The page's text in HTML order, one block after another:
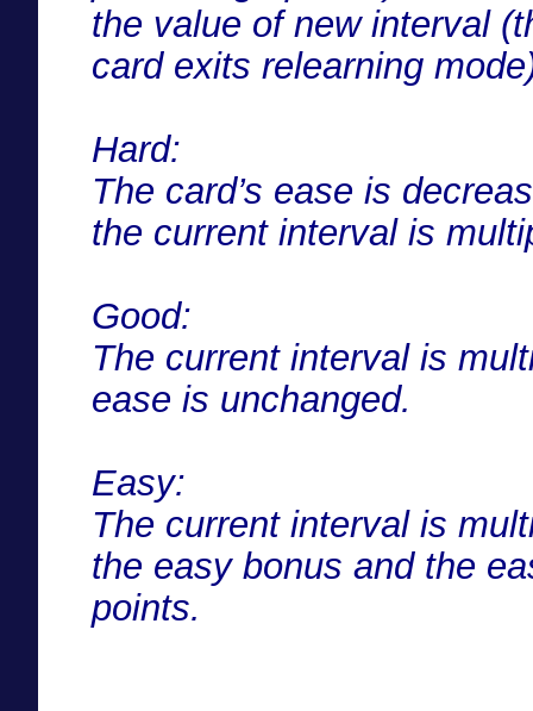
the value of new interval
card exits relearning
Hard:
The card’s ease is
the current interval is
Good:
The current interval is
ease is unchanged.
Easy:
The current interval is
the easy bonus and the
points.